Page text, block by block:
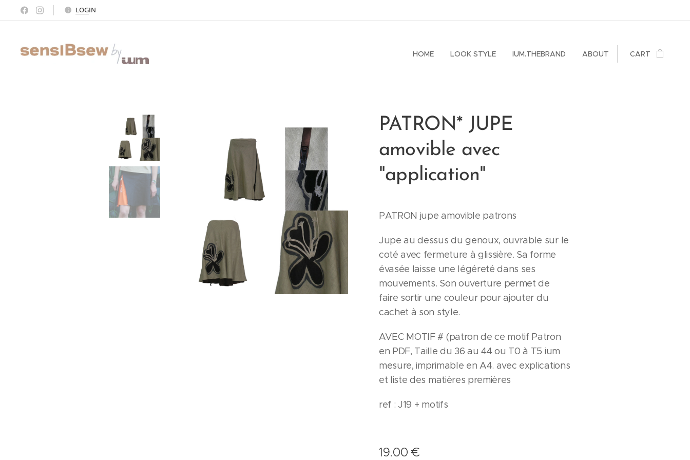
LOGIN
HOME LOOK STYLE IUM.THEBRAND ABOUT CART
PATRON* JUPE
amovible avec
"application"
PATRON jupe amovible patrons
Jupe au dessus du genoux, ouvrable sur le
coté avec fermeture à glissière. Sa forme
évasée laisse une légéreté dans ses
mouvements. Son ouverture permet de
faire sortir une couleur pour ajouter du
cachet à son style.
AVEC MOTIF # (patron de ce motif Patron
en PDF, Taille du 36 au 44 ou T0 à T5 ium
mesure, imprimable en A4. avec explications
et liste des matières premières
ref : J19 + motifs
19.00 €